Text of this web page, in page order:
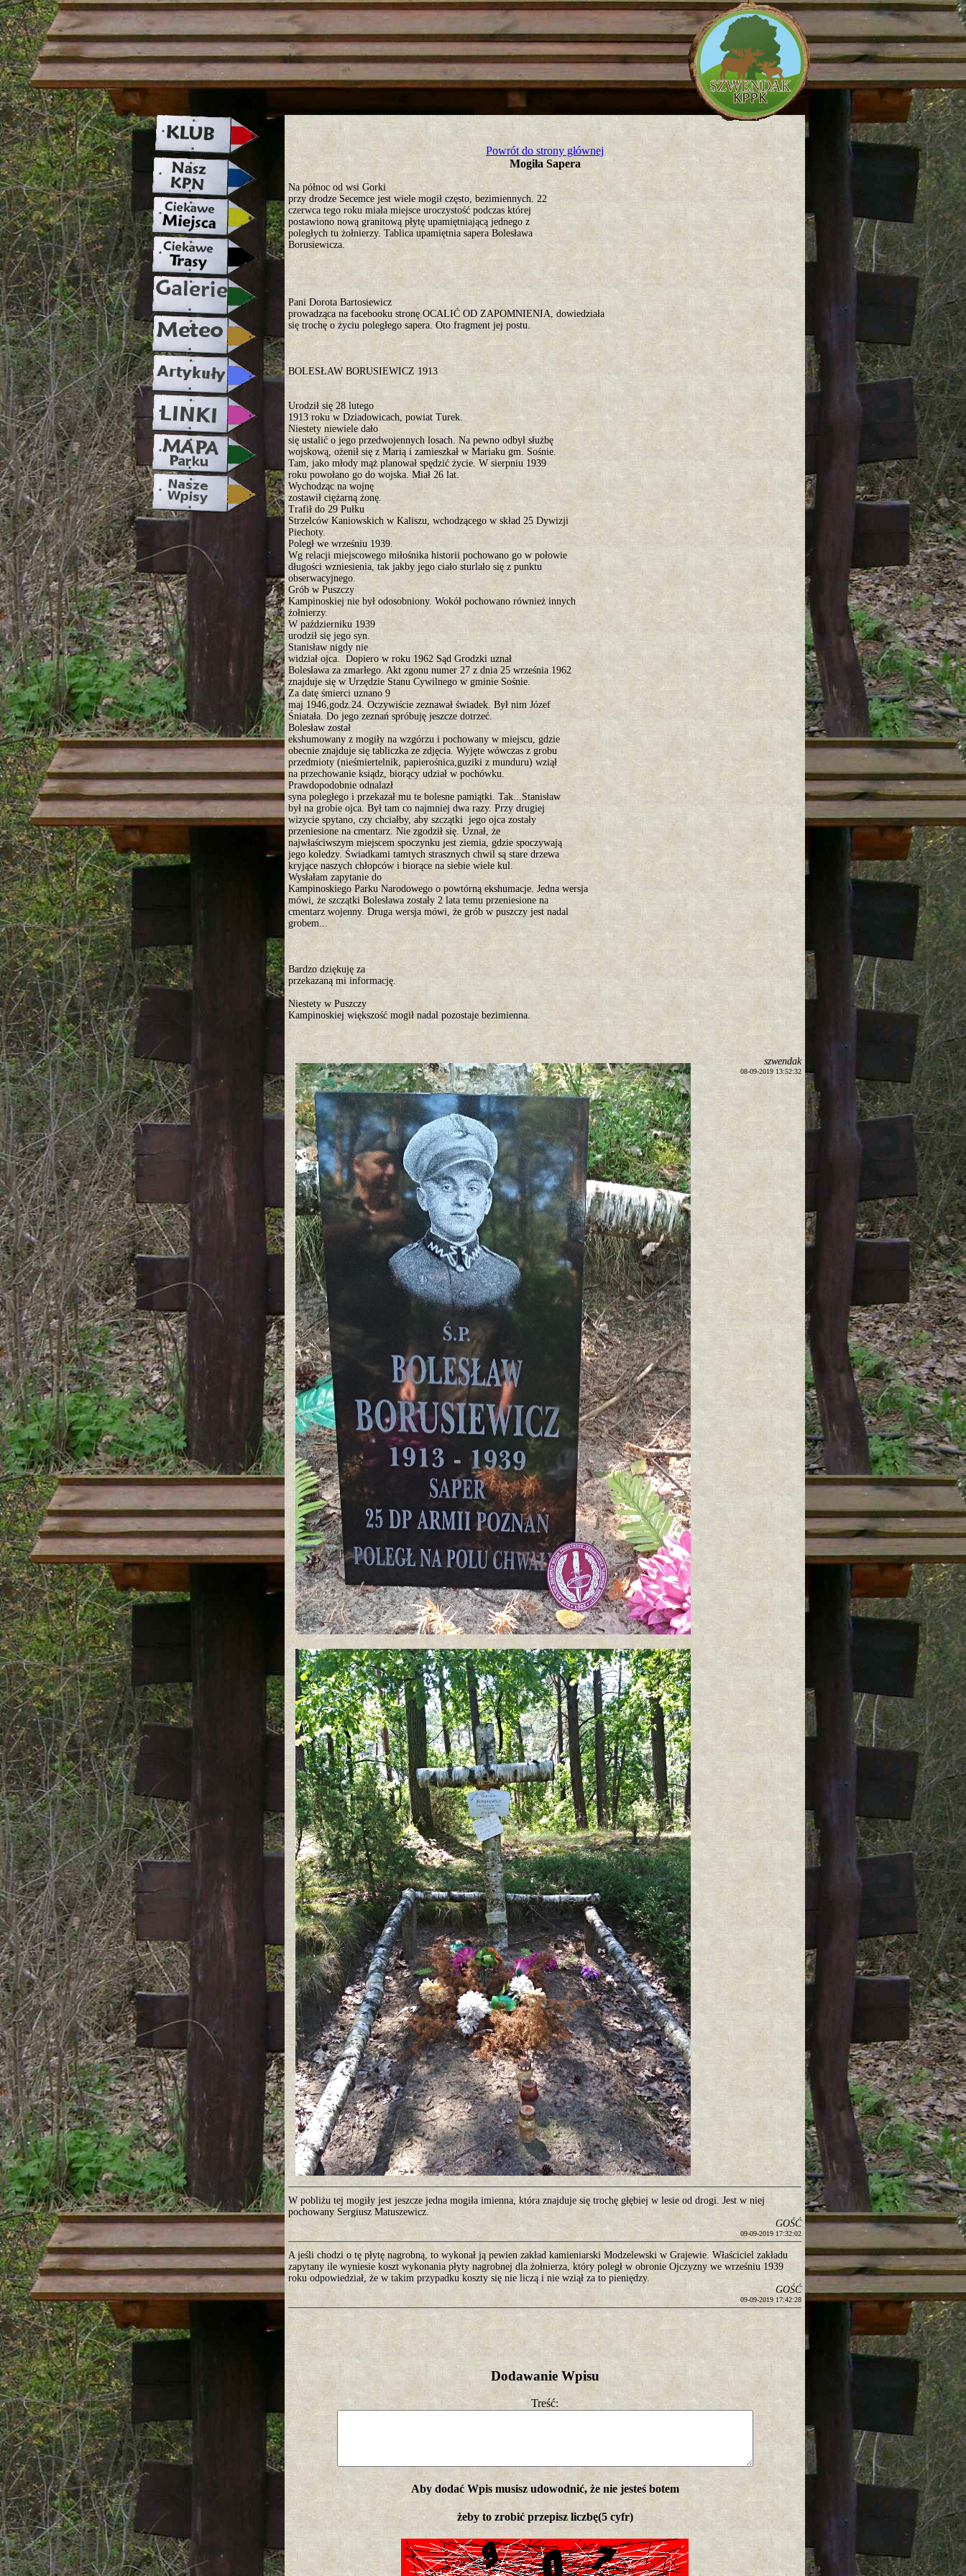
strona w naprawie zapraszamy jutro ;)
Powrót do strony głównej
Mogiła Sapera
Na północ od wsi Gorki
przy drodze Secemce jest wiele mogił często, bezimiennych. 22
czerwca tego roku miała miejsce uroczystość podczas której
postawiono nową granitową płytę upamiętniającą jednego z
poległych tu żołnierzy. Tablica upamiętnia sapera Bolesława
Borusiewicza.
Pani Dorota Bartosiewicz
prowadząca na facebooku stronę OCALIĆ OD ZAPOMNIENIA, dowiedziała
się trochę o życiu poległego sapera. Oto fragment jej postu.
BOLESŁAW BORUSIEWICZ 1913
Urodził się 28 lutego
1913 roku w Dziadowicach, powiat Turek.
Niestety niewiele dało
się ustalić o jego przedwojennych losach. Na pewno odbył służbę
wojskową, ożenił się z Marią i zamieszkał w Mariaku gm. Sośnie.
Tam, jako młody mąż planował spędzić życie. W sierpniu 1939
roku powołano go do wojska. Miał 26 lat.
Wychodząc na wojnę
zostawił ciężarną żonę.
Trafił do 29 Pułku
Strzelców Kaniowskich w Kaliszu, wchodzącego w skład 25 Dywizji
Piechoty.
Poległ we wrześniu 1939.
Wg relacji miejscowego miłośnika historii pochowano go w połowie
długości wzniesienia, tak jakby jego ciało sturlało się z punktu
obserwacyjnego.
Grób w Puszczy
Kampinoskiej nie był odosobniony. Wokół pochowano również innych
żołnierzy.
W październiku 1939
urodził się jego syn.
Stanisław nigdy nie
widział ojca. Dopiero w roku 1962 Sąd Grodzki uznał
Bolesława za zmarłego. Akt zgonu numer 27 z dnia 25 września 1962
znajduje się w Urzędzie Stanu Cywilnego w gminie Sośnie.
Za datę śmierci uznano 9
maj 1946,godz.24. Oczywiście zeznawał świadek. Był nim Józef
Śniatała. Do jego zeznań spróbuję jeszcze dotrzeć.
Bolesław został
ekshumowany z mogiły na wzgórzu i pochowany w miejscu, gdzie
obecnie znajduje się tabliczka ze zdjęcia. Wyjęte wówczas z grobu
przedmioty (nieśmiertelnik, papierośnica,guziki z munduru) wziął
na przechowanie ksiądz, biorący udział w pochówku.
Prawdopodobnie odnalazł
syna poległego i przekazał mu te bolesne pamiątki. Tak...Stanisław
był na grobie ojca. Był tam co najmniej dwa razy. Przy drugiej
wizycie spytano, czy chciałby, aby szczątki jego ojca zostały
przeniesione na cmentarz. Nie zgodził się. Uznał, że
najwłaściwszym miejscem spoczynku jest ziemia, gdzie spoczywają
jego koledzy. Świadkami tamtych strasznych chwil są stare drzewa
kryjące naszych chłopców i biorące na siebie wiele kul.
Wysłałam zapytanie do
Kampinoskiego Parku Narodowego o powtórną ekshumacje. Jedna wersja
mówi, że szczątki Bolesława zostały 2 lata temu przeniesione na
cmentarz wojenny. Druga wersja mówi, że grób w puszczy jest nadal
grobem...
Bardzo dziękuję za
przekazaną mi informację.
Niestety w Puszczy
Kampinoskiej większość mogił nadal pozostaje bezimienna.
szwendak
08-09-2019 13:52:32
W pobliżu tej mogiły jest jeszcze jedna mogiła imienna, która znajduje się trochę głębiej w lesie od drogi. Jest w niej
pochowany Sergiusz Matuszewicz.
GOŚĆ
09-09-2019 17:32:02
A jeśli chodzi o tę płytę nagrobną, to wykonał ją pewien zakład kamieniarski Modzelewski w Grajewie. Właściciel zakładu
zapytany ile wyniesie koszt wykonania płyty nagrobnej dla żołnierza, który poległ w obronie Ojczyzny we wrześniu 1939
roku odpowiedział, że w takim przypadku koszty się nie liczą i nie wziął za to pieniędzy.
GOŚĆ
09-09-2019 17:42:28
Dodawanie Wpisu
Treść:
Aby dodać Wpis musisz udowodnić, że nie jesteś botem
żeby to zrobić przepisz liczbę(5 cyfr)